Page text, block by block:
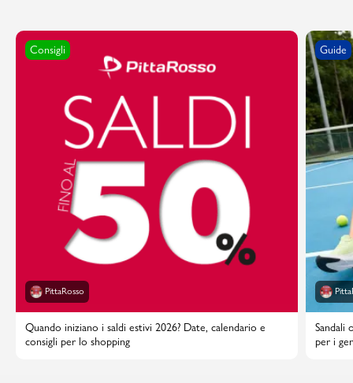
Consigli
PittaRosso
Quando iniziano i saldi estivi 2026? Date, calendario e
consigli per lo shopping
Guide
Sandali
per i